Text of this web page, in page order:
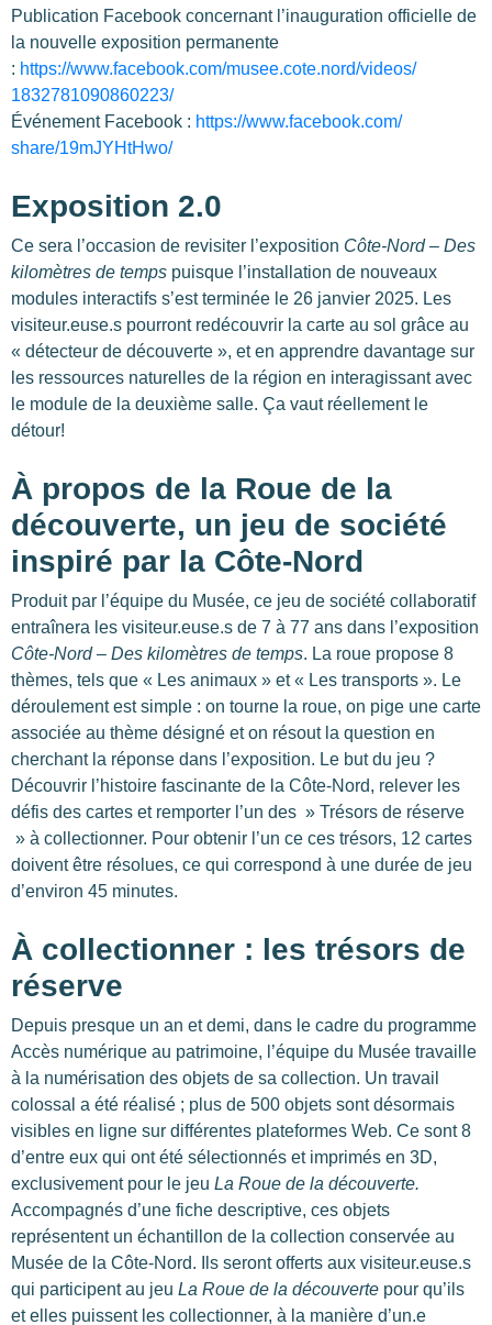
Publication Facebook concernant l’inauguration officielle de
la nouvelle exposition permanente
: https://www.facebook.com/musee.cote.nord/videos/
1832781090860223/
Événement Facebook : https://www.facebook.com/
share/19mJYHtHwo/
Exposition 2.0
Ce sera l’occasion de revisiter l’exposition Côte-Nord – Des
kilomètres de temps puisque l’installation de nouveaux
modules interactifs s’est terminée le 26 janvier 2025. Les
visiteur.euse.s pourront redécouvrir la carte au sol grâce au
« détecteur de découverte », et en apprendre davantage sur
les ressources naturelles de la région en interagissant avec
le module de la deuxième salle. Ça vaut réellement le
détour!
À propos de la Roue de la
découverte, un jeu de société
inspiré par la Côte-Nord
Produit par l’équipe du Musée, ce jeu de société collaboratif
entraînera les visiteur.euse.s de 7 à 77 ans dans l’exposition
Côte-Nord – Des kilomètres de temps. La roue propose 8
thèmes, tels que « Les animaux » et « Les transports ». Le
déroulement est simple : on tourne la roue, on pige une carte
associée au thème désigné et on résout la question en
cherchant la réponse dans l’exposition. Le but du jeu ?
Découvrir l’histoire fascinante de la Côte-Nord, relever les
défis des cartes et remporter l’un des » Trésors de réserve
» à collectionner. Pour obtenir l’un ce ces trésors, 12 cartes
doivent être résolues, ce qui correspond à une durée de jeu
d’environ 45 minutes.
À collectionner : les trésors de
réserve
Depuis presque un an et demi, dans le cadre du programme
Accès numérique au patrimoine, l’équipe du Musée travaille
à la numérisation des objets de sa collection. Un travail
colossal a été réalisé ; plus de 500 objets sont désormais
visibles en ligne sur différentes plateformes Web. Ce sont 8
d’entre eux qui ont été sélectionnés et imprimés en 3D,
exclusivement pour le jeu La Roue de la découverte.
Accompagnés d’une fiche descriptive, ces objets
représentent un échantillon de la collection conservée au
Musée de la Côte-Nord. Ils seront offerts aux visiteur.euse.s
qui participent au jeu La Roue de la découverte pour qu’ils
et elles puissent les collectionner, à la manière d’un.e